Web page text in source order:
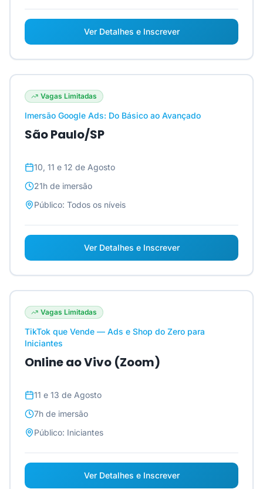
Ver Detalhes e Inscrever
Vagas Limitadas
Imersão Google Ads: Do Básico ao Avançado
São Paulo/SP
10, 11 e 12 de Agosto
21h de imersão
Público: Todos os níveis
Ver Detalhes e Inscrever
Vagas Limitadas
TikTok que Vende — Ads e Shop do Zero para
Iniciantes
Online ao Vivo (Zoom)
11 e 13 de Agosto
7h de imersão
Público: Iniciantes
Ver Detalhes e Inscrever